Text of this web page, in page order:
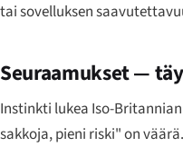
tai sovelluksen
Seuraamukset —
Instinkti lukea Iso-
sakkoja, pieni riski" on